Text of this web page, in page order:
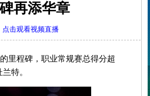
再添华章
点击观看视频直播
里程碑，职业常规赛总得分超
特。